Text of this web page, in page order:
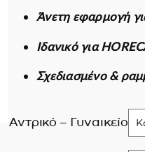
Άνετη εφαρμογή
Ιδανικό για
Σχεδιασμένο &
Αντρικό – Γυναικείο